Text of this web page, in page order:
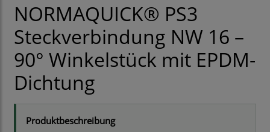
NORMAQUICK® PS3
Steckverbindung NW 16 –
90° Winkelstück mit EPDM-
Dichtung
Produktbeschreibung